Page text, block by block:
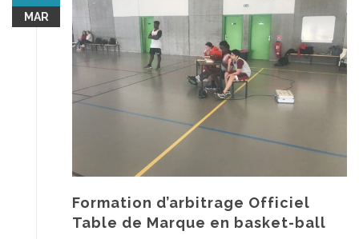
MAR
Formation d’arbitrage Officiel
Table de Marque en basket-ball